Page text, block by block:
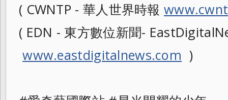
( CWNTP - 華人世界時報
( EDN - 東方數位新聞-
www.eastdigitalnews.com )